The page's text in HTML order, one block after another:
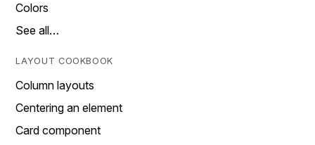
Colors
See all…
LAYOUT COOKBOOK
Column layouts
Centering an element
Card component